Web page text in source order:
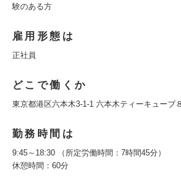
験のある方
雇用形態は
正社員
どこで働くか
東京都港区六本木3-1-1 六本木ティーキューブ
勤務時間は
9:45～18:30 （所定労働時間：7時間45分）
休憩時間：60分